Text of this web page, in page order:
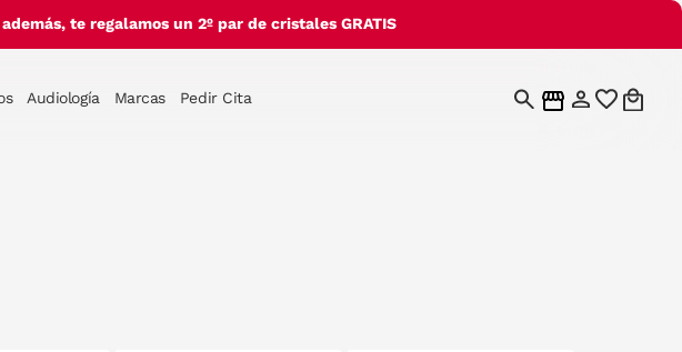
te regalamos un 2º par de cristales GRATIS
Audiología Marcas Pedir Cita